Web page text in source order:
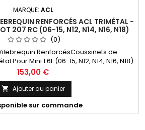
MARQUE: ACL
RENFORCÉS ACL TRIMÉTAL -
207 RC (06-15, N12, N14, N16, N18)
(0)
RenforcésCoussinets de
Pour Mini 1.6L (06-15, N12, N14, N16, N18)
températures élevées et des efforts
des frottements et des températures
supérieure Référence ACL :
moteur : N12, N14, N16, N18B16 Livrés en
côte...
Prix
153,00 €
 Ajouter au panier
sur commande